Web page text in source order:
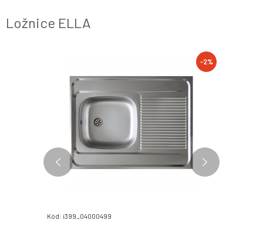
Ložnice ELLA
-2%
Kód: i399_04000499